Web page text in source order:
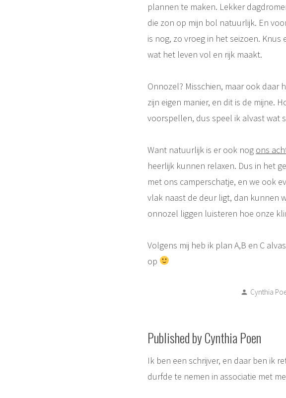
plannen te maken. Lekker
die zon op mijn bol natuurlijk. En
is nog, zo vroeg in het seizoen.
wat het leven vol en rijk maakt.
Onnozel? Misschien, maar ook daar
zijn eigen manier, en dit is de mijne.
voorspellen, dus speel ik alvast wat
Want natuurlijk is er ook nog ons
heerlijk kunnen relaxen. Dus in het
met ons camperschatje, en we ook
vlak naast de deur ligt, dan kunnen
onnozel liggen luisteren hoe onze
Volgens mij heb ik plan A,B en C
op
Posted
Cynthia
Published by Cynthia Poen
Ik ben een schrijver, en daar ben ik
durfde te nemen in associatie met